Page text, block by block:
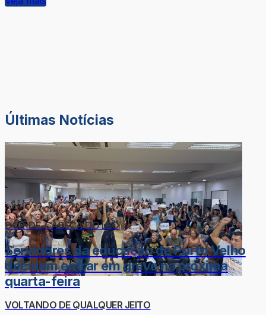
Últimas Notícias
DOR-DE-CABEÇA DO LÉO
Servidores da educação de Porto Velho
decidem entrar em greve na próxima
quarta-feira
VOLTANDO DE QUALQUER JEITO